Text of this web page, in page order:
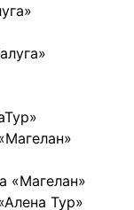
Тур»